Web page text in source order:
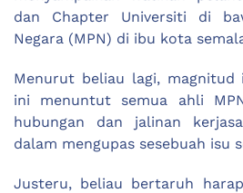
dan Chapter Universiti di
Negara (MPN) di ibu kota
Menurut beliau lagi, magnitud
ini menuntut semua ahli
hubungan dan jalinan
dalam mengupas sesebuah isu
Justeru, beliau bertaruh